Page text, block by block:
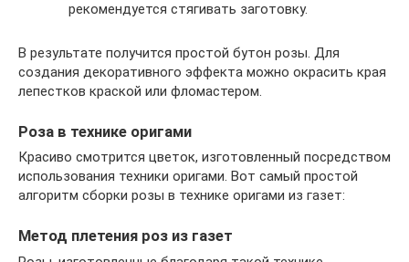
рекомендуется стягивать заготовку.
В результате получится простой бутон розы. Для
создания декоративного эффекта можно окрасить края
лепестков краской или фломастером.
Роза в технике оригами
Красиво смотрится цветок, изготовленный посредством
использования техники оригами. Вот самый простой
алгоритм сборки розы в технике оригами из газет:
Метод плетения роз из газет